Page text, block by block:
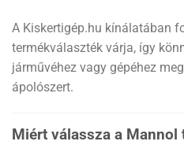
A Kiskertigép.hu kínálatában
termékválaszték várja, így
járművéhez vagy gépéhez
ápolószert.
Miért válassza a Mannol